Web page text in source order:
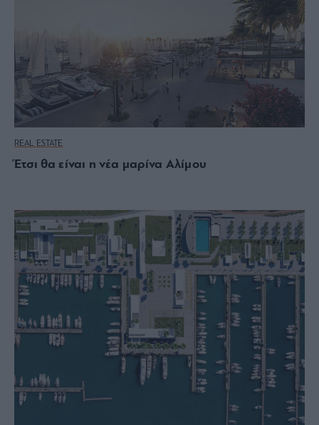
REAL ESTATE
Έτσι θα είναι η νέα μαρίνα Αλίμου